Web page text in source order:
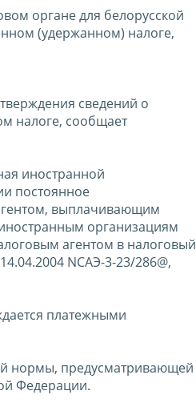
органе для белорусской
(удержанном) налоге,
сведений о
налоге, сообщает
иностранной
постоянное
выплачивающим
организациям
агентом в налоговый
NСАЭ-3-23/286@,
платежными
нормы, предусматривающей
Федерации.